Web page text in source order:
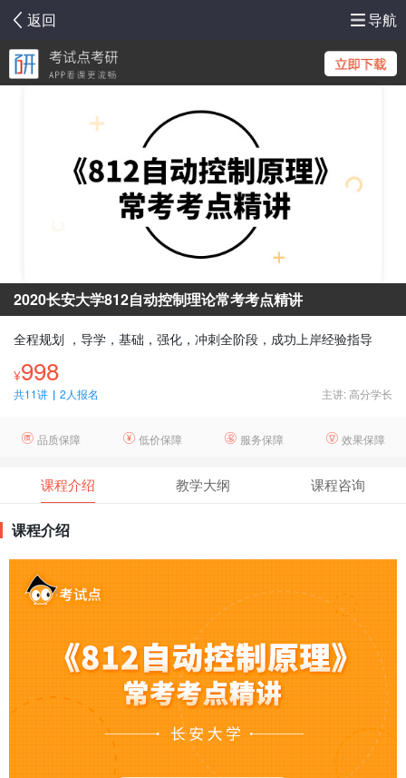
返回 导航
2020长安大学812自动控制理论常考考点精讲
全程规划 ，导学，基础，强化，冲刺全阶段，成功上岸经验指导
¥998
2人报名
共11讲 | 主讲: 高分学长
品质保障 低价保障 服务保障 效果保障
课程介绍 教学大纲 课程咨询
课程介绍